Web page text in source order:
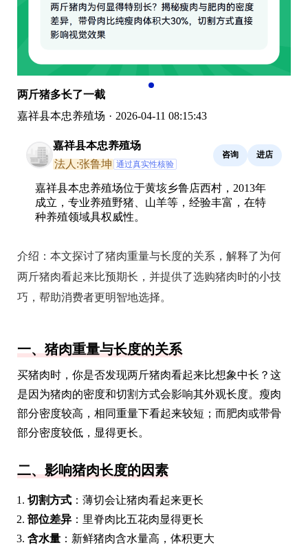
两斤猪多长了一截
嘉祥县本忠养殖场 · 2026-04-11 08:15:43
嘉祥县本忠养殖场
法人:张鲁坤 通过真实性核验
咨询 进店
嘉祥县本忠养殖场位于黄垓乡鲁店西村，2013年
成立，专业养殖野猪、山羊等，经验丰富，在特
种养殖领域具权威性。
介绍： 本文探讨了猪肉重量与长度的关系，解释了为何
两斤猪肉看起来比预期长，并提供了选购猪肉时的小技
巧，帮助消费者更明智地选择。
一、猪肉重量与长度的关系
买猪肉时，你是否发现两斤猪肉看起来比想象中长？这
是因为猪肉的密度和切割方式会影响其外观长度。瘦肉
部分密度较高，相同重量下看起来较短；而肥肉或带骨
部分密度较低，显得更长。
二、影响猪肉长度的因素
切割方式 ：薄切会让猪肉看起来更长
部位差异 ：里脊肉比五花肉显得更长
含水量 ：新鲜猪肉含水量高，体积更大